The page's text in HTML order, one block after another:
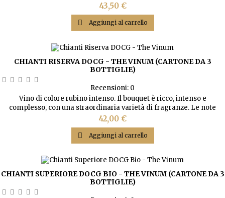
Prezzo
43,50 €
 Aggiungi al carrello
CHIANTI RISERVA DOCG - THE VINUM (CARTONE DA 3
BOTTIGLIE)
Recensioni: 0
Vino di colore rubino intenso. Il bouquet è ricco, intenso e
complesso, con una straordinaria varietà di fragranze. Le note
fruttate, floreali e balsamiche impressionano nella loro fresca
eleganza. Sentori di amarena, marasca, violetta, menta e cannella.
In bocca è corposo con note tipiche di frutta rossa che
accompagnano un tannino delicato e una...
Prezzo
42,00 €
 Aggiungi al carrello
CHIANTI SUPERIORE DOCG BIO - THE VINUM (CARTONE DA 3
BOTTIGLIE)